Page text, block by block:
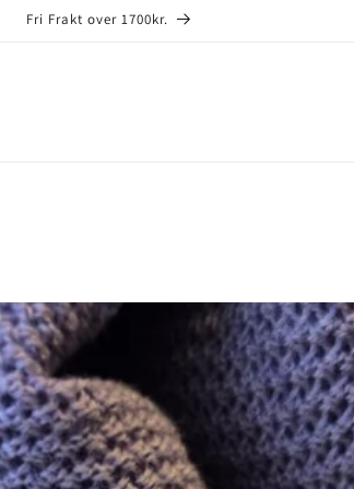
Fri Frakt over 1700kr.